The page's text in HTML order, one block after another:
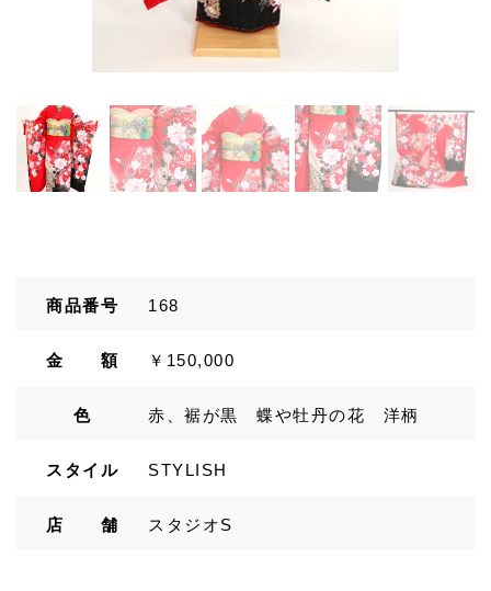
商品番号 168
金 額 ￥150,000
色 赤、裾が黒 蝶や牡丹の花 洋柄
スタイル STYLISH
店 舗 スタジオS